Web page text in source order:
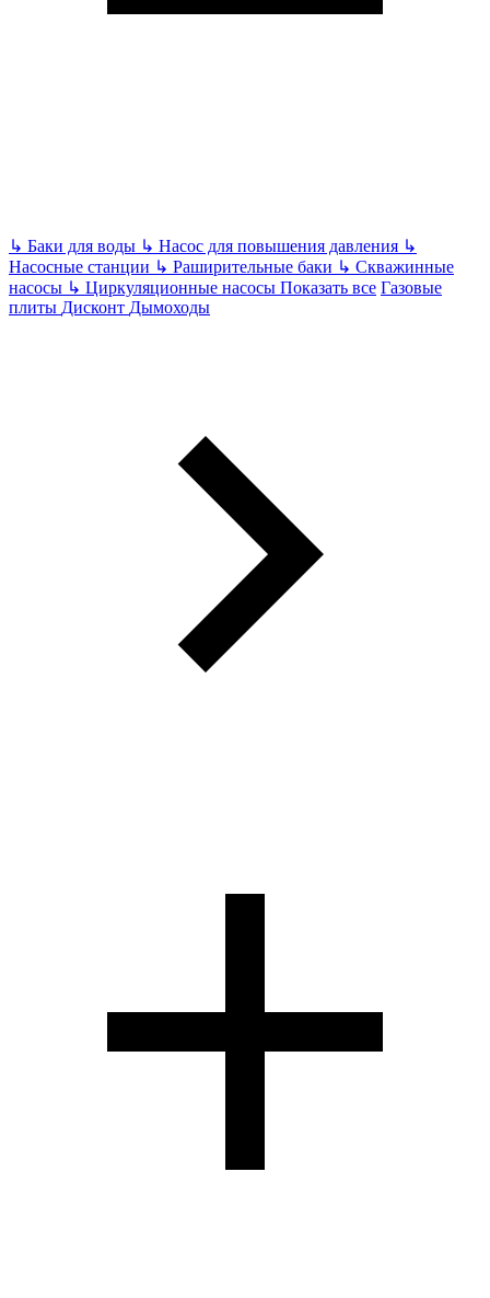
↳ Баки для воды ↳ Насос для повышения давления ↳
Насосные станции ↳ Раширительные баки ↳ Скважинные
насосы ↳ Циркуляционные насосы Показать все Газовые
плиты Дисконт Дымоходы